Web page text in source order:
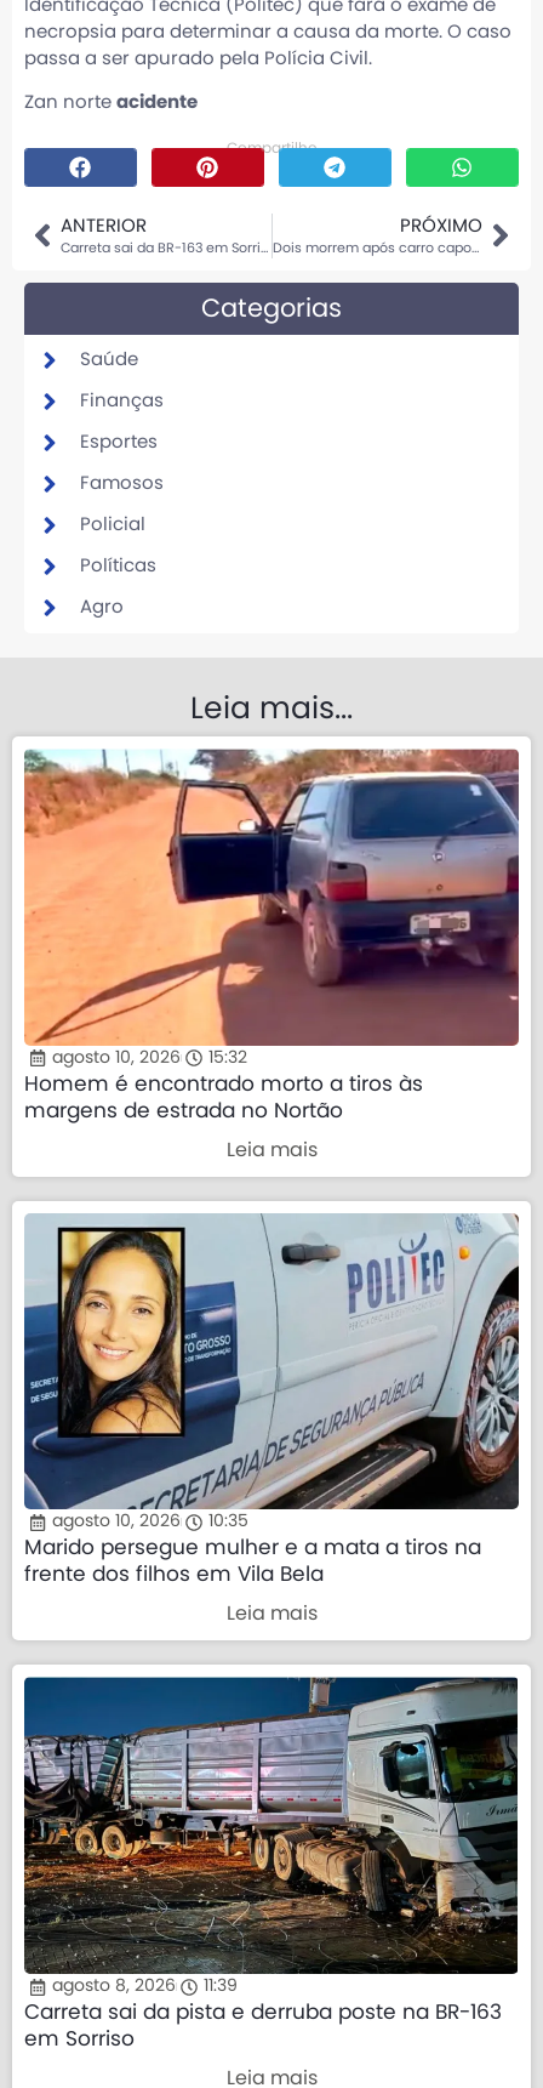
Identificação Técnica (Politec) que fará o exame de
necropsia para determinar a causa da morte. O caso
passa a ser apurado pela Polícia Civil.
Zan norte acidente
Compartilhe
ANTERIOR
Carreta sai da BR-163 em Sorriso e atinge mureta
PRÓXIMO
Dois morrem após carro capotar e cair em lago em Mato Grosso
Categorias
Saúde
Finanças
Esportes
Famosos
Policial
Políticas
Agro
Leia mais...
agosto 10, 2026 15:32
Homem é encontrado morto a tiros às
margens de estrada no Nortão
Leia mais
agosto 10, 2026 10:35
Marido persegue mulher e a mata a tiros na
frente dos filhos em Vila Bela
Leia mais
agosto 8, 2026 11:39
Carreta sai da pista e derruba poste na BR-163
em Sorriso
Leia mais